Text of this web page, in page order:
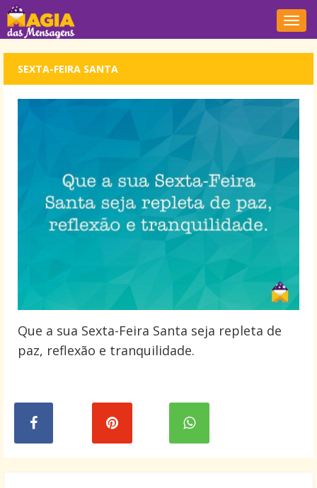
SEXTA-FEIRA SANTA
Que a sua Sexta-Feira Santa seja repleta de
paz, reflexão e tranquilidade.